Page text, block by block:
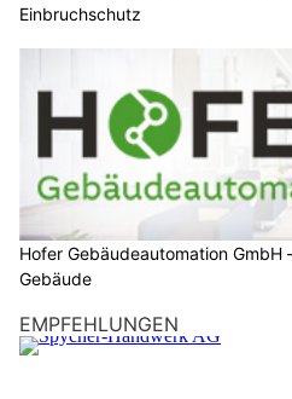
Einbruchschutz
Hofer Gebäudeautomation GmbH
Gebäude
EMPFEHLUNGEN